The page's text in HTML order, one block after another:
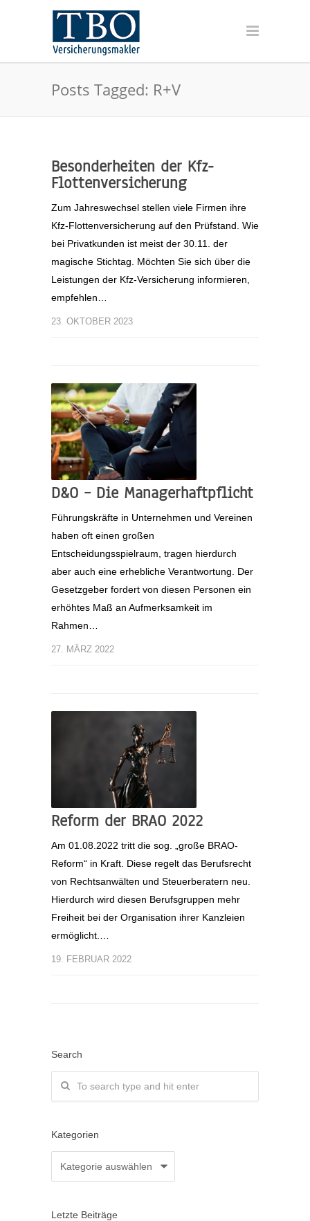
Posts Tagged: R+V
Besonderheiten der Kfz-
Flottenversicherung
Zum Jahreswechsel stellen viele Firmen ihre
Kfz-Flottenversicherung auf den Prüfstand. Wie
bei Privatkunden ist meist der 30.11. der
magische Stichtag. Möchten Sie sich über die
Leistungen der Kfz-Versicherung informieren,
empfehlen…
23. OKTOBER 2023
D&O – Die Managerhaftpflicht
Führungskräfte in Unternehmen und Vereinen
haben oft einen großen
Entscheidungsspielraum, tragen hierdurch
aber auch eine erhebliche Verantwortung. Der
Gesetzgeber fordert von diesen Personen ein
erhöhtes Maß an Aufmerksamkeit im
Rahmen…
27. MÄRZ 2022
Reform der BRAO 2022
Am 01.08.2022 tritt die sog. „große BRAO-
Reform“ in Kraft. Diese regelt das Berufsrecht
von Rechtsanwälten und Steuerberatern neu.
Hierdurch wird diesen Berufsgruppen mehr
Freiheit bei der Organisation ihrer Kanzleien
ermöglicht.…
19. FEBRUAR 2022
Search
Kategorien
Letzte Beiträge